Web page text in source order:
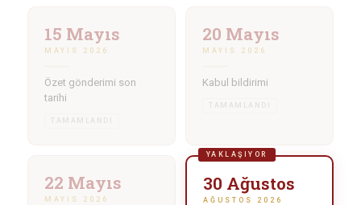
15 Mayıs
MAYIS 2026
Özet gönderimi son
tarihi
TAMAMLANDI
20 Mayıs
MAYIS 2026
Kabul bildirimi
TAMAMLANDI
22 Mayıs
MAYIS 2026
30 Ağustos
AĞUSTOS 2026